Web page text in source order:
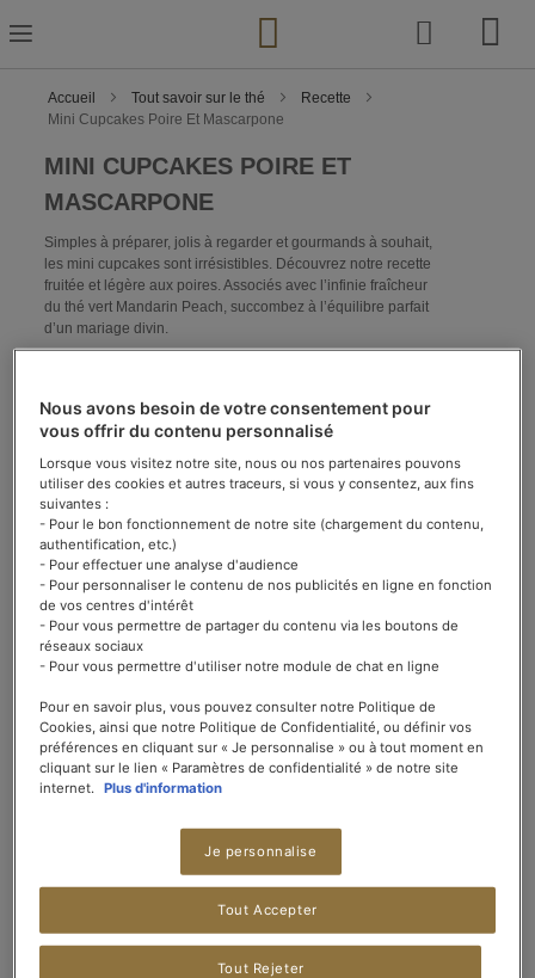
to
Content
Accueil Tout savoir sur le thé
Recette
Mini Cupcakes Poire Et Mascarpone
MINI CUPCAKES POIRE ET
MASCARPONE
Simples à préparer, jolis à regarder et gourmands à souhait,
les mini cupcakes sont irrésistibles. Découvrez notre recette
fruitée et légère aux poires. Associés avec l’infinie fraîcheur
du thé vert Mandarin Peach, succombez à l’équilibre parfait
d’un mariage divin.
Pour 12 cupcakes
INGRÉDIENTS :
1 poire
250 g de fromage blanc nature 20% de matières grasses
60 g de sucre + 1 cuillerée à café
140 g de farine
1 gousse de vanille
2 cuillerées à soupe de mascarpone
2 cuillerées à café de graines de pavot (optionnel)
PRÉPARATION :
Préchauffez votre four Th.7/8 (220°C). Pelez et coupez la
Dans un saladier, mélangez le fromage blanc, le sucre, les
œufs, la farine et la levure. Ajoutez les dés de poire. Versez
Nous avons besoin de votre consentement pour
vous offrir du contenu personnalisé
Lorsque vous visitez notre site, nous ou nos partenaires pouvons
utiliser des cookies et autres traceurs, si vous y consentez, aux fins
suivantes :
- Pour le bon fonctionnement de notre site (chargement du contenu,
authentification, etc.)
- Pour effectuer une analyse d'audience
- Pour personnaliser le contenu de nos publicités en ligne en fonction
de vos centres d'intérêt
- Pour vous permettre de partager du contenu via les boutons de
réseaux sociaux
- Pour vous permettre d'utiliser notre module de chat en ligne
Pour en savoir plus, vous pouvez consulter notre Politique de
Cookies, ainsi que notre Politique de Confidentialité, ou définir vos
préférences en cliquant sur « Je personnalise » ou à tout moment en
cliquant sur le lien « Paramètres de confidentialité » de notre site
internet.
Plus d'information
Je personnalise
Tout Rejeter
Tout Accepter